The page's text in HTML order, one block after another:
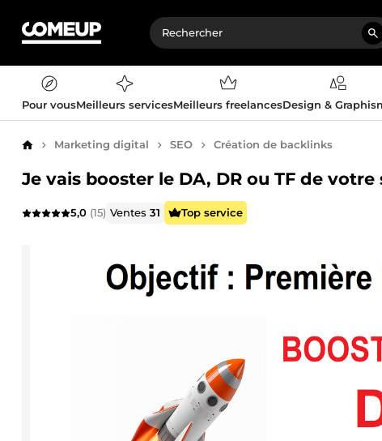
Pour vousMeilleurs servicesMeilleurs freelancesDesign &
AccueilMarketing digital SEO Création de backlinks
Je vais booster le DA, DR ou TF de
5,0 (15) Ventes31 Top service